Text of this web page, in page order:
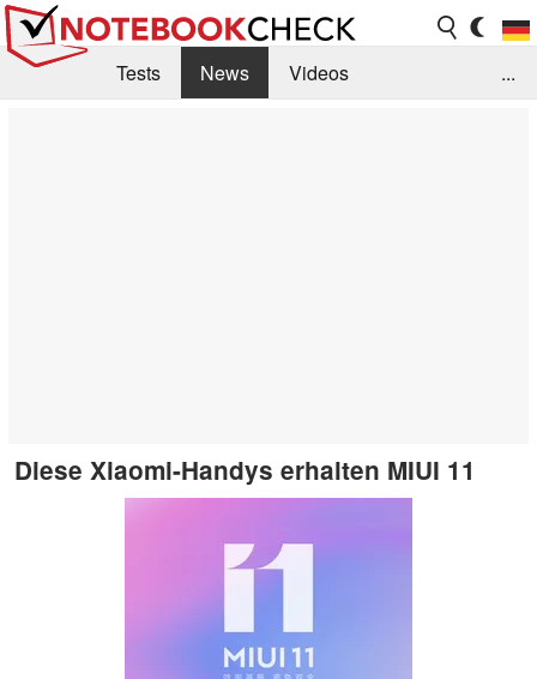
Tests News
Videos
...
Diese Xiaomi-Handys erhalten MIUI 11